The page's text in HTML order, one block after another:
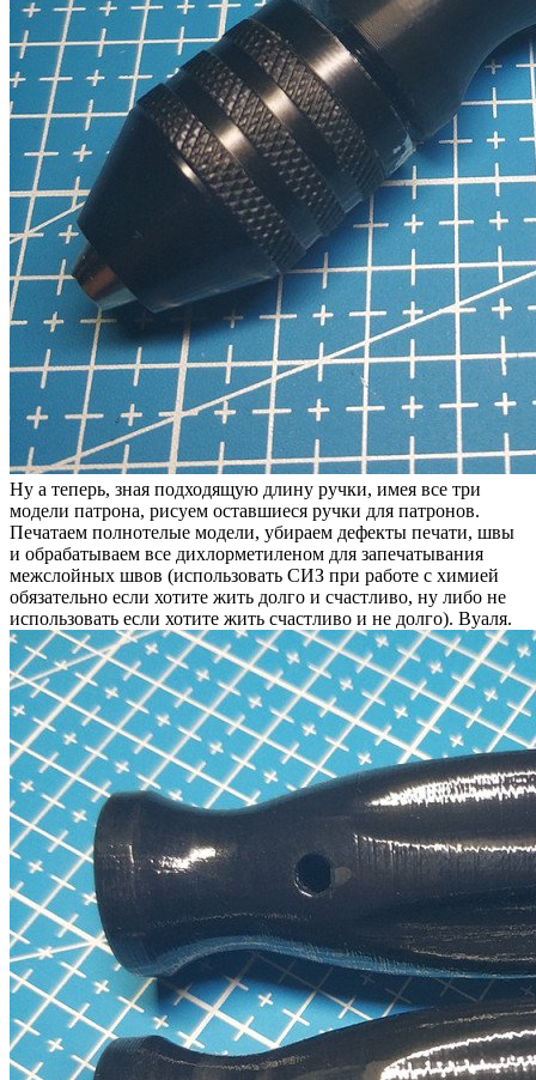
Ну а теперь, зная подходящую длину ручки, имея все три
модели патрона, рисуем оставшиеся ручки для патронов.
Печатаем полнотелые модели, убираем дефекты печати, швы
и обрабатываем все дихлорметиленом для запечатывания
межслойных швов (использовать СИЗ при работе с химией
обязательно если хотите жить долго и счастливо, ну либо не
использовать если хотите жить счастливо и не долго). Вуаля.